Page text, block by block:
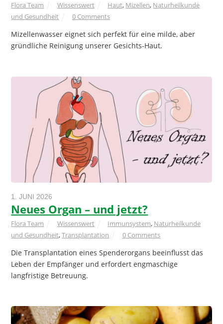
Flora Team Wissenswert Haut, Mizellen, Naturheilkunde
und Gesundheit
0 Comments
Mizellenwasser eignet sich perfekt für eine milde, aber
gründliche Reinigung unserer Gesichts-Haut.
1. JUNI 2026
Neues Organ – und jetzt?
Flora Team Wissenswert Immunsystem, Naturheilkunde
und Gesundheit,Transplantation 0 Comments
Die Transplantation eines Spenderorgans beeinflusst das
Leben der Empfänger und erfordert engmaschige
langfristige Betreuung.